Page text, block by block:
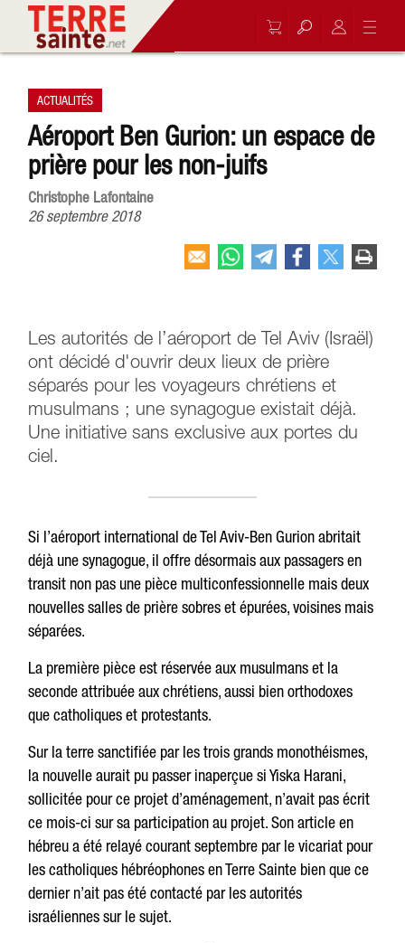
ACTUALITÉS
Aéroport Ben Gurion: un espace de
prière pour les non-juifs
Christophe Lafontaine
26 septembre 2018
Les autorités de l’aéroport de Tel Aviv (Israël)
ont décidé d'ouvrir deux lieux de prière
séparés pour les voyageurs chrétiens et
musulmans ; une synagogue existait déjà.
Une initiative sans exclusive aux portes du
ciel.
Si l’aéroport international de Tel Aviv-Ben Gurion abritait
déjà une synagogue, il offre désormais aux passagers en
transit non pas une pièce multiconfessionnelle mais deux
nouvelles salles de prière sobres et épurées, voisines mais
séparées.
La première pièce est réservée aux musulmans et la
seconde attribuée aux chrétiens, aussi bien orthodoxes
que catholiques et protestants.
Sur la terre sanctifiée par les trois grands monothéismes,
la nouvelle aurait pu passer inaperçue si Yiska Harani,
sollicitée pour ce projet d’aménagement, n’avait pas écrit
ce mois-ci sur sa participation au projet. Son article en
hébreu a été relayé courant septembre par le vicariat pour
les catholiques hébréophones en Terre Sainte bien que ce
dernier n’ait pas été contacté par les autorités
israéliennes sur le sujet.